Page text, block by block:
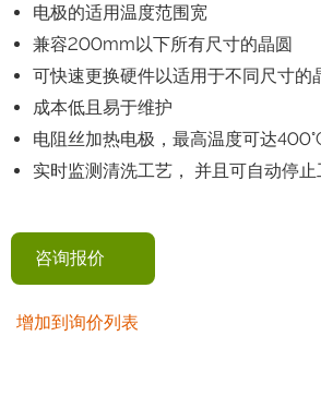
电极的适用温度范围宽
兼容200mm以下所有尺寸的晶圆
可快速更换硬件以适用于不同尺寸的
成本低且易于维护
电阻丝加热电极，最高温度可达
实时监测清洗工艺， 并且可自动停止
咨询报价
增加到询价列表